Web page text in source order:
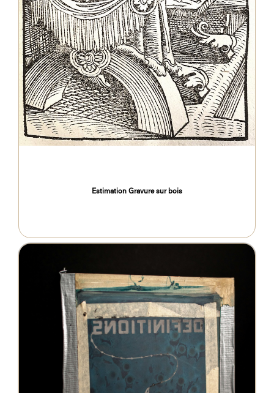
Estimation Gravure sur bois